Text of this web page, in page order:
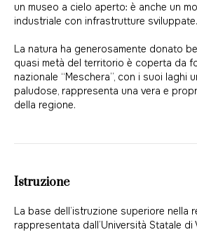
un museo a cielo aperto: è anche un
industriale con infrastrutture sviluppate.
La natura ha generosamente donato
quasi metà del territorio è coperta da
nazionale “Meschera”, con i suoi laghi
paludose, rappresenta una vera e
della regione.
Istruzione
La base dell’istruzione superiore nella
rappresentata dall’Università Statale di